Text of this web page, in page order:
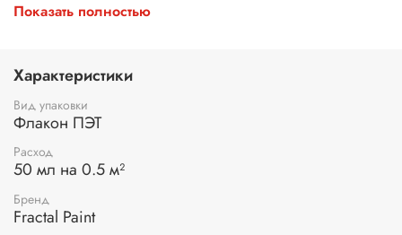
Шаг №1: нанесите на поверхность тонким слоем шаг №1,
оставлять следов на пальцах.
Шаг №2: на высохший шаг №1 нанесите наливом шаг №2
, слоем 1-2 мм и разравняйте его мастихином. По мере
высыхания на поверхности декорируемого изделия будут
температуре. Чем больше слой шага №2, тем крупнее
трещины. Для проявления трещин рекомендуем
использовать фирменную затирку Fractal Paint.
Показать полностью
Характеристики
Вид упаковки
Флакон ПЭТ
Расход
50 мл на 0.5 м²
Бренд
Fractal Paint